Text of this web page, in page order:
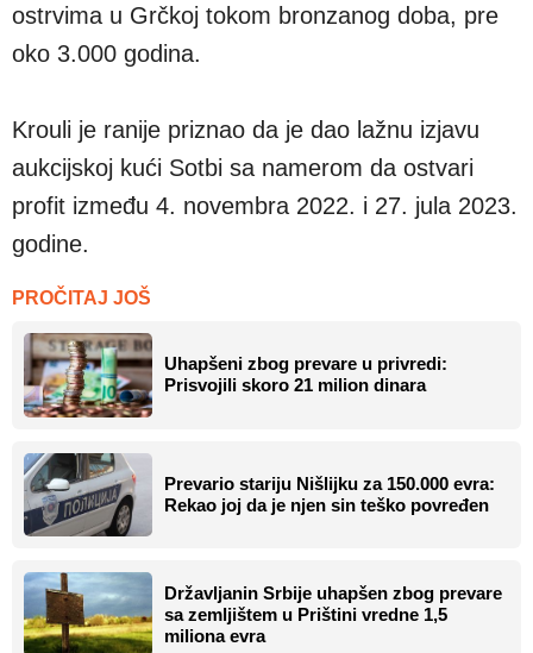
ostrvima u Grčkoj tokom bronzanog doba, pre
oko 3.000 godina.
Krouli je ranije priznao da je dao lažnu izjavu
aukcijskoj kući Sotbi sa namerom da ostvari
profit između 4. novembra 2022. i 27. jula 2023.
godine.
PROČITAJ JOŠ
Uhapšeni zbog prevare u privredi:
Prisvojili skoro 21 milion dinara
Prevario stariju Nišlijku za 150.000 evra:
Rekao joj da je njen sin teško povređen
Državljanin Srbije uhapšen zbog prevare
sa zemljištem u Prištini vredne 1,5
miliona evra